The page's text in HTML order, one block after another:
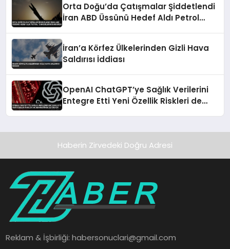
Orta Doğu’da Çatışmalar Şiddetlendi
İran ABD Üssünü Hedef Aldı Petrol
İran’a Körfez Ülkelerinden Gizli Hava
Saldırısı İddiası
OpenAI ChatGPT’ye Sağlık Verilerini
Entegre Etti Yeni Özellik Riskleri de
Haberin Zirvedeki Doğru Adresi
Reklam & İşbirliği:habersonuclari@gmail.com